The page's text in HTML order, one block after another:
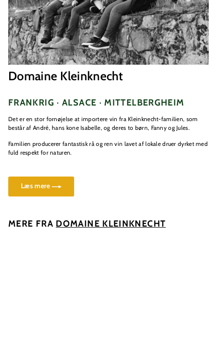
Domaine Kleinknecht
FRANKRIG · ALSACE · MITTELBERGHEIM
Det er en stor fornøjelse at importere vin fra Kleinknecht-familien, som
består af André, hans kone Isabelle, og deres to børn, Fanny og Jules.
Familien producerer fantastisk rå og ren vin lavet af lokale druer dyrket med
fuld respekt for naturen.
Læs mere
MERE FRA DOMAINE KLEINKNECHT